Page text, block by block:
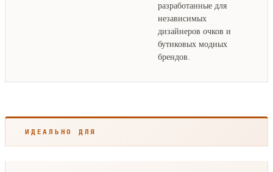
разработанные для
независимых
дизайнеров очков и
бутиковых модных
брендов.
ИДЕАЛЬНО ДЛЯ